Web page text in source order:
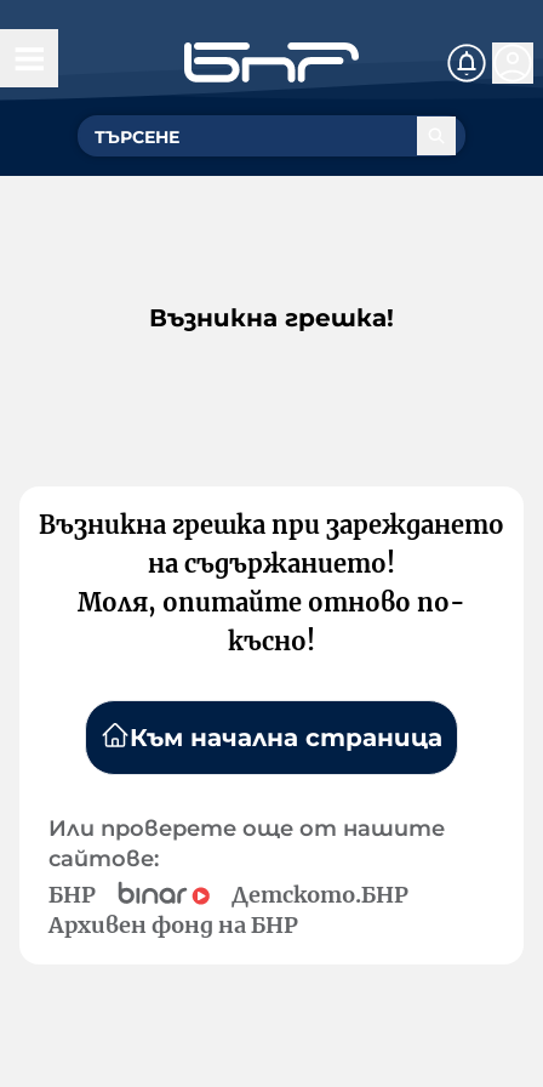
Възникна грешка!
Възникна грешка при зареждането
на съдържанието!
Моля, опитайте отново по-
късно!
Към начална страница
Или проверете още от нашите
сайтове:
БНР
Детското.БНР
Архивен фонд на БНР